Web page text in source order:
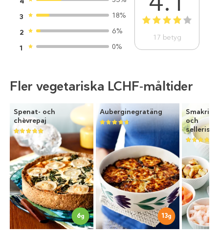
3
18%
2
6%
1
0%
1 2 3 4 5
17 betyg
Fler vegetariska LCHF-måltider
Spenat- och
chèvrepaj
6g
Auberginegratäng
13g
Smakrik
och